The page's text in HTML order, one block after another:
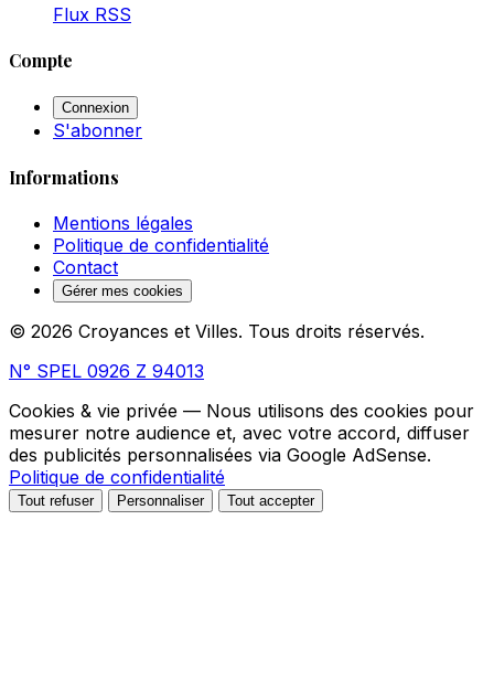
Flux RSS
Compte
Connexion
S'abonner
Informations
Mentions légales
Politique de confidentialité
Contact
Gérer mes cookies
© 2026 Croyances et Villes. Tous droits réservés.
N° SPEL 0926 Z 94013
Cookies & vie privée — Nous utilisons des cookies pour
mesurer notre audience et, avec votre accord, diffuser
des publicités personnalisées via Google AdSense.
Politique de confidentialité
Tout refuser Personnaliser Tout accepter